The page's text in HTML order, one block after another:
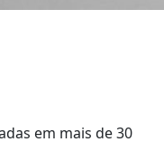
em mais de 30